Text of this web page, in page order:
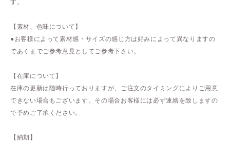
す。
【素材、色味について】
●お客様によって素材感・サイズの感じ方は好みによって異なりますの
であくまでご参考意見としてご参考下さい。
【在庫について】
在庫の更新は随時行っておりますが、ご注文のタイミングによりご用意
できない場合もございます。その場合お客様には必ず連絡を致しますの
で予めご了承ください。
【納期】